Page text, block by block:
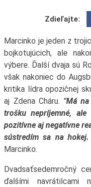
Zdieľajte:
Marcinko je jeden z
bojkotujúcich, ale
výbere. Ďalší dvaja sú
však nakoniec do
kritika lídra opozičnej
aj Zdena Cháru. "Má
trošku nepríjemné,
pozitívne aj negatívne
sústredím sa na
Marcinko.
Dvadsaťsedemročný
ďalšími navrátilcami